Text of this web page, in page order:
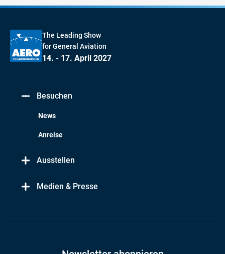
The Leading Show
for General Aviation
14. - 17. April 2027
Besuchen
News
Anreise
Ausstellen
Medien & Presse